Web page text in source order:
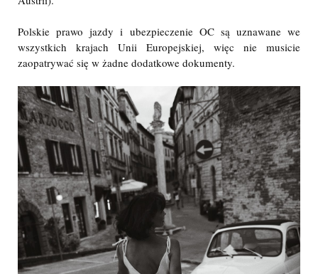
Polskie prawo jazdy i ubezpieczenie OC są uznawane we
wszystkich krajach Unii Europejskiej, więc nie musicie
zaopatrywać się w żadne dodatkowe dokumenty.